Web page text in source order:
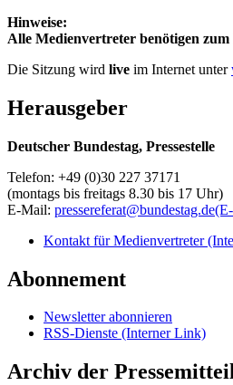
Hinweise:
Alle Medienvertreter benötigen
Die Sitzung wird live im Internet unter
Herausgeber
Deutscher Bundestag, Pressestelle
Telefon: +49 (0)30 227 37171
(montags bis freitags 8.30 bis 17 Uhr)
E-Mail: pressereferat@bundestag.de
Kontakt für Medienvertreter
Abonnement
Newsletter abonnieren
RSS-Dienste (Interner Link)
Archiv der